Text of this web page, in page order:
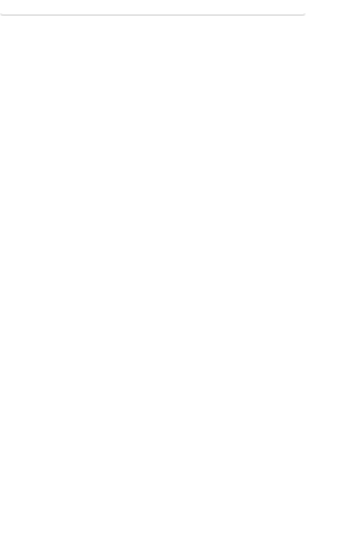
végzünk a munkával. Első lépésként